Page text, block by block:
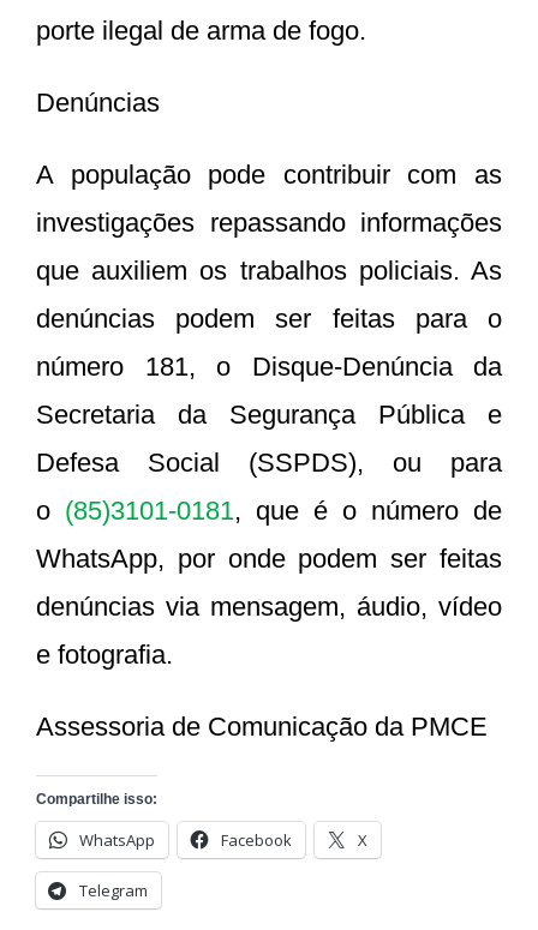
porte ilegal de arma de fogo.
Denúncias
A população pode contribuir com as
investigações repassando informações
que auxiliem os trabalhos policiais. As
denúncias podem ser feitas para o
número 181, o Disque-Denúncia da
Secretaria da Segurança Pública e
Defesa Social (SSPDS), ou para
o (85)3101-0181, que é o número de
WhatsApp, por onde podem ser feitas
denúncias via mensagem, áudio, vídeo
e fotografia.
Assessoria de Comunicação da PMCE
Compartilhe isso:
WhatsApp Facebook X
Telegram